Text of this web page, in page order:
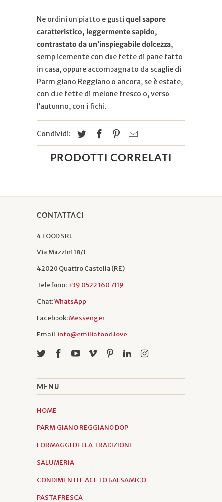
Ne ordini un piatto e gusti quel sapore
caratteristico, leggermente sapido,
contrastato da un’inspiegabile dolcezza,
semplicemente con due fette di pane fatto
in casa, oppure accompagnato da scaglie di
Parmigiano Reggiano o ancora, se è estate,
con due fette di melone fresco o, verso
l’autunno, con i fichi.
Condividi:
PRODOTTI CORRELATI
CONTATTACI
4 FOOD SRL
Via Mazzini 18/1
42020 Quattro Castella (RE)
Telefono:+39 0522 160 7119
Chat:WhatsApp
Facebook:Messenger
Email:info@emiliafood.love
MENU
HOME
PARMIGIANO REGGIANO DOP
FORMAGGI DELLA TRADIZIONE
SALUMERIA
CONDIMENTI E ACETO BALSAMICO
PASTA FRESCA